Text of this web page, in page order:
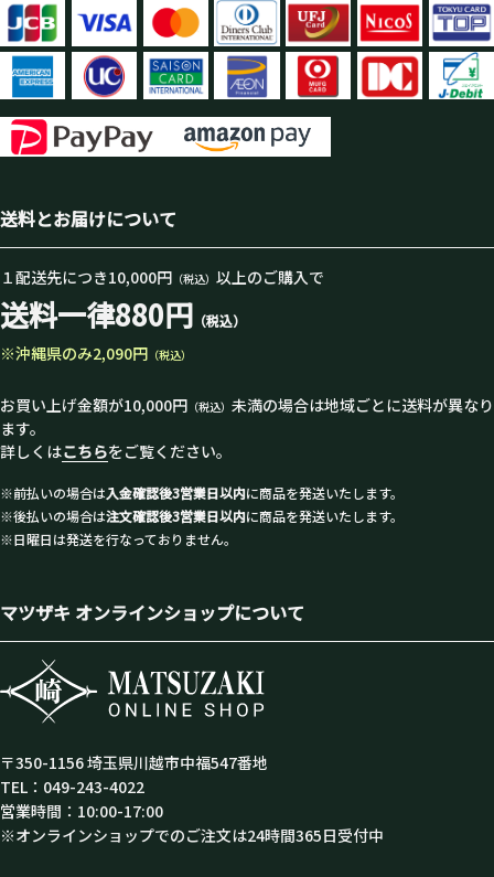
送料とお届けについて
１配送先につき10,000円 （税込） 以上のご購入で
送料一律880円 （税込）
※沖縄県のみ2,090円 （税込）
お買い上げ金額が10,000円 （税込） 未満の場合は地域ごとに送料が異なり
ます。
詳しくはこちらをご覧ください。
※前払いの場合は入金確認後3営業日以内に商品を発送いたします。
※後払いの場合は注文確認後3営業日以内に商品を発送いたします。
※日曜日は発送を行なっておりません。
マツザキ オンラインショップについて
〒350-1156 埼玉県川越市中福547番地
TEL：049-243-4022
営業時間：10:00-17:00
※オンラインショップでのご注文は24時間365日受付中